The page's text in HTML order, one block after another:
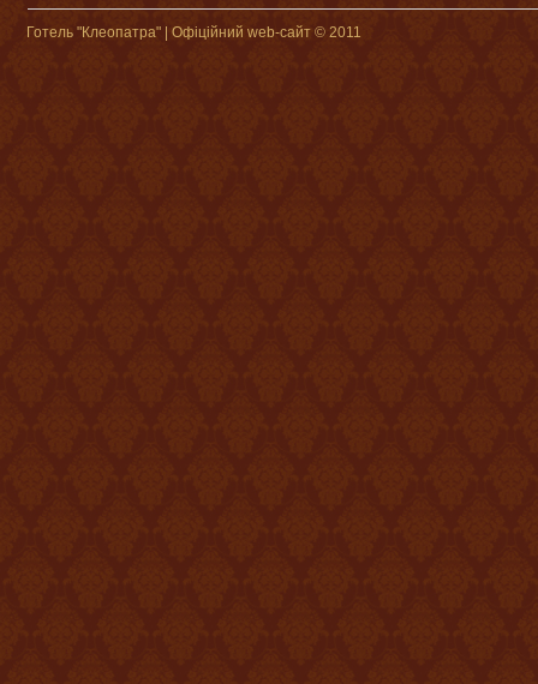
Готель "Клеопатра" | Офіційний web-сайт © 2011